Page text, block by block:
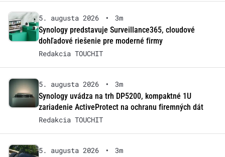
5. augusta 2026 •
3m
Synology predstavuje Surveillance365, cloudové
dohľadové riešenie pre moderné firmy
Redakcia TOUCHIT
5. augusta 2026 •
3m
Synology uvádza na trh DP5200, kompaktné 1U
zariadenie ActiveProtect na ochranu firemných dát
Redakcia TOUCHIT
5. augusta 2026 •
3m